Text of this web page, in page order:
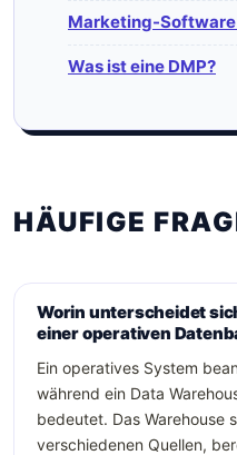
Marketing-
Was ist eine DMP?
HÄUFIGE
Worin unterscheidet
einer operativen
Ein operatives System
während ein Data
bedeutet. Das Warehouse
verschiedenen Quellen,